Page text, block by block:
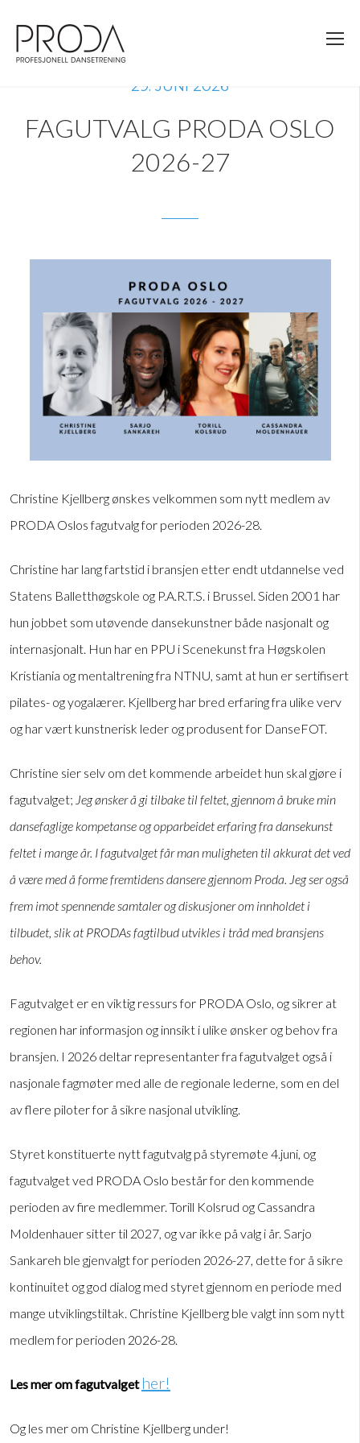
sidens
hovedinnhold
29. JUNI 2026
FAGUTVALG PRODA OSLO
2026-27
Christine Kjellberg ønskes velkommen som nytt medlem av
PRODA Oslos fagutvalg for perioden 2026-28.
Christine har lang fartstid i bransjen etter endt utdannelse ved
Statens Balletthøgskole og P.A.R.T.S. i Brussel. Siden 2001 har
hun jobbet som utøvende dansekunstner både nasjonalt og
internasjonalt. Hun har en PPU i Scenekunst fra Høgskolen
Kristiania og mentaltrening fra NTNU, samt at hun er sertifisert
pilates- og yogalærer. Kjellberg har bred erfaring fra ulike verv
og har vært kunstnerisk leder og produsent for DanseFOT.
Christine sier selv om det kommende arbeidet hun skal gjøre i
fagutvalget; Jeg ønsker å gi tilbake til feltet, gjennom å bruke min
dansefaglige kompetanse og opparbeidet erfaring fra dansekunst
feltet i mange år. I fagutvalget får man muligheten til akkurat det ved
å være med å forme fremtidens dansere gjennom Proda. Jeg ser også
frem imot spennende samtaler og diskusjoner om innholdet i
tilbudet, slik at PRODAs fagtilbud utvikles i tråd med bransjens
behov.
Fagutvalget er en viktig ressurs for PRODA Oslo, og sikrer at
regionen har informasjon og innsikt i ulike ønsker og behov fra
bransjen. I 2026 deltar representanter fra fagutvalget også i
nasjonale fagmøter med alle de regionale lederne, som en del
av flere piloter for å sikre nasjonal utvikling.
Styret konstituerte nytt fagutvalg på styremøte 4.juni, og
fagutvalget ved PRODA Oslo består for den kommende
perioden av fire medlemmer. Torill Kolsrud og Cassandra
Moldenhauer sitter til 2027, og var ikke på valg i år. Sarjo
Sankareh ble gjenvalgt for perioden 2026-27, dette for å sikre
kontinuitet og god dialog med styret gjennom en periode med
mange utviklingstiltak. Christine Kjellberg ble valgt inn som nytt
medlem for perioden 2026-28.
Les mer om fagutvalget her!
Og les mer om Christine Kjellberg under!